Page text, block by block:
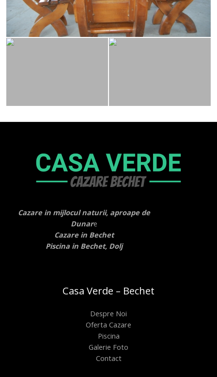
Cazare in mijlocul naturii, aproape de
Dunare
Cazare in Bechet
Piscina in Bechet, Dolj
Casa Verde – Bechet
Despre Noi
Oferta Cazare
Piscina
Galerie Foto
Contact